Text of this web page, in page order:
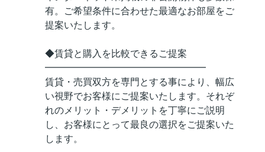
有。ご希望条件に合わせた最適なお部屋をご
提案いたします。
◆賃貸と購入を比較できるご提案
━━━━━━━━━━━━━━━━━
賃貸・売買双方を専門とする事により、幅広
い視野でお客様にご提案いたします。それぞ
れのメリット・デメリットを丁寧にご説明
し、お客様にとって最良の選択をご提案いた
します。